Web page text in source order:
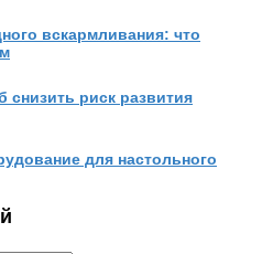
вскармливания: что
снизить риск развития
для настольного